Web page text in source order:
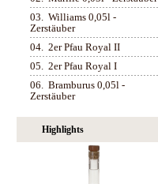
03. Williams 0,05l -
Zerstäuber
04. 2er Pfau Royal II
05. 2er Pfau Royal I
06. Bramburus 0,05l -
Zerstäuber
Highlights